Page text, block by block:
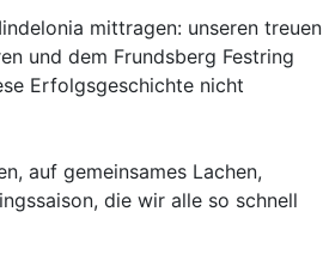
mittragen: unseren treuen
und dem Frundsberg Festring
Erfolgsgeschichte nicht
auf gemeinsames Lachen,
die wir alle so schnell